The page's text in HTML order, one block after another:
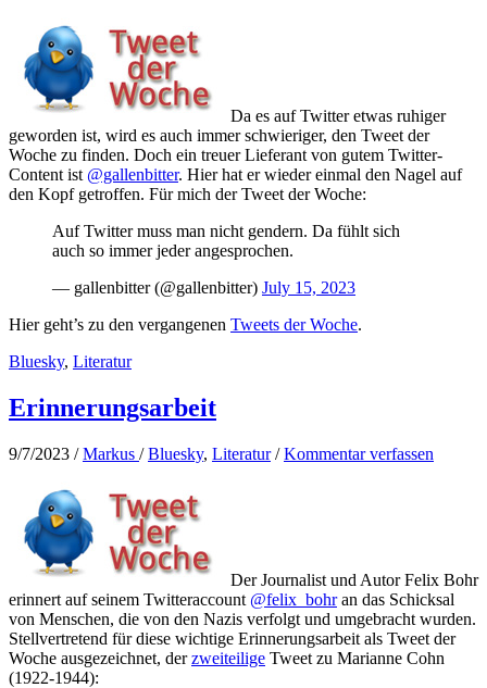
Da es auf Twitter etwas ruhiger
geworden ist, wird es auch immer schwieriger, den Tweet der
Woche zu finden. Doch ein treuer Lieferant von gutem Twitter-
Content ist @gallenbitter. Hier hat er wieder einmal den Nagel auf
den Kopf getroffen. Für mich der Tweet der Woche:
Auf Twitter muss man nicht gendern. Da fühlt sich
auch so immer jeder angesprochen.
— gallenbitter (@gallenbitter) July 15, 2023
Hier geht’s zu den vergangenen Tweets der Woche.
Bluesky, Literatur
Erinnerungsarbeit
9/7/2023 /Markus /Bluesky, Literatur/Kommentar verfassen
Der Journalist und Autor Felix Bohr
erinnert auf seinem Twitteraccount @felix_bohran das Schicksal
von Menschen, die von den Nazis verfolgt und umgebracht wurden.
Stellvertretend für diese wichtige Erinnerungsarbeit als Tweet der
Woche ausgezeichnet, derzweiteilige Tweet zu Marianne Cohn
(1922-1944):